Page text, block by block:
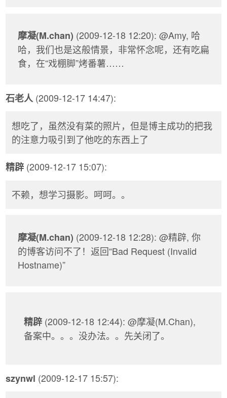
摩凝(M.chan) (2009-12-18 12:20): @Amy, 哈
哈，我们也是这般情景，非常怀念呢，还有吃扁
食，在“戏棚脚”烤番薯……
石老人 (2009-12-17 14:47):
想吃了，虽然没有菜的照片，但是博主成功的把我
的注意力吸引到了他吃的东西上了
精辟 (2009-12-17 15:07):
不赖，想学习摄影。呵呵。。
摩凝(M.chan) (2009-12-18 12:28): @精辟, 你
的博客访问不了！返回“Bad Request (Invalid
Hostname)”
精辟 (2009-12-18 12:44): @摩凝(M.Chan),
备案中。。。没办法。。先关闭了。
szynwl (2009-12-17 15:57):